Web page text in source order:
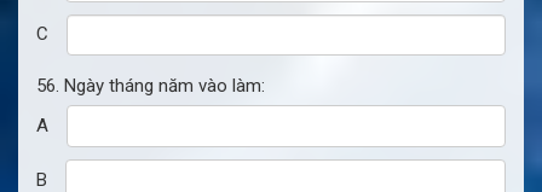
C
56. Ngày tháng năm vào làm:
A
B